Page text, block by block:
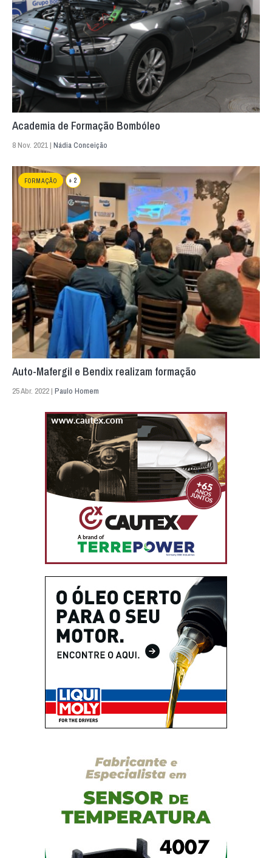
Academia de Formação Bombóleo
8 Nov. 2021 | Nádia Conceição
FORMAÇÃO + 2
Auto-Mafergil e Bendix realizam formação
25 Abr. 2022 | Paulo Homem